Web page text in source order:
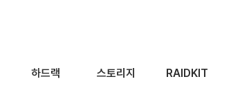
하드랙 스토리지 RAIDKIT